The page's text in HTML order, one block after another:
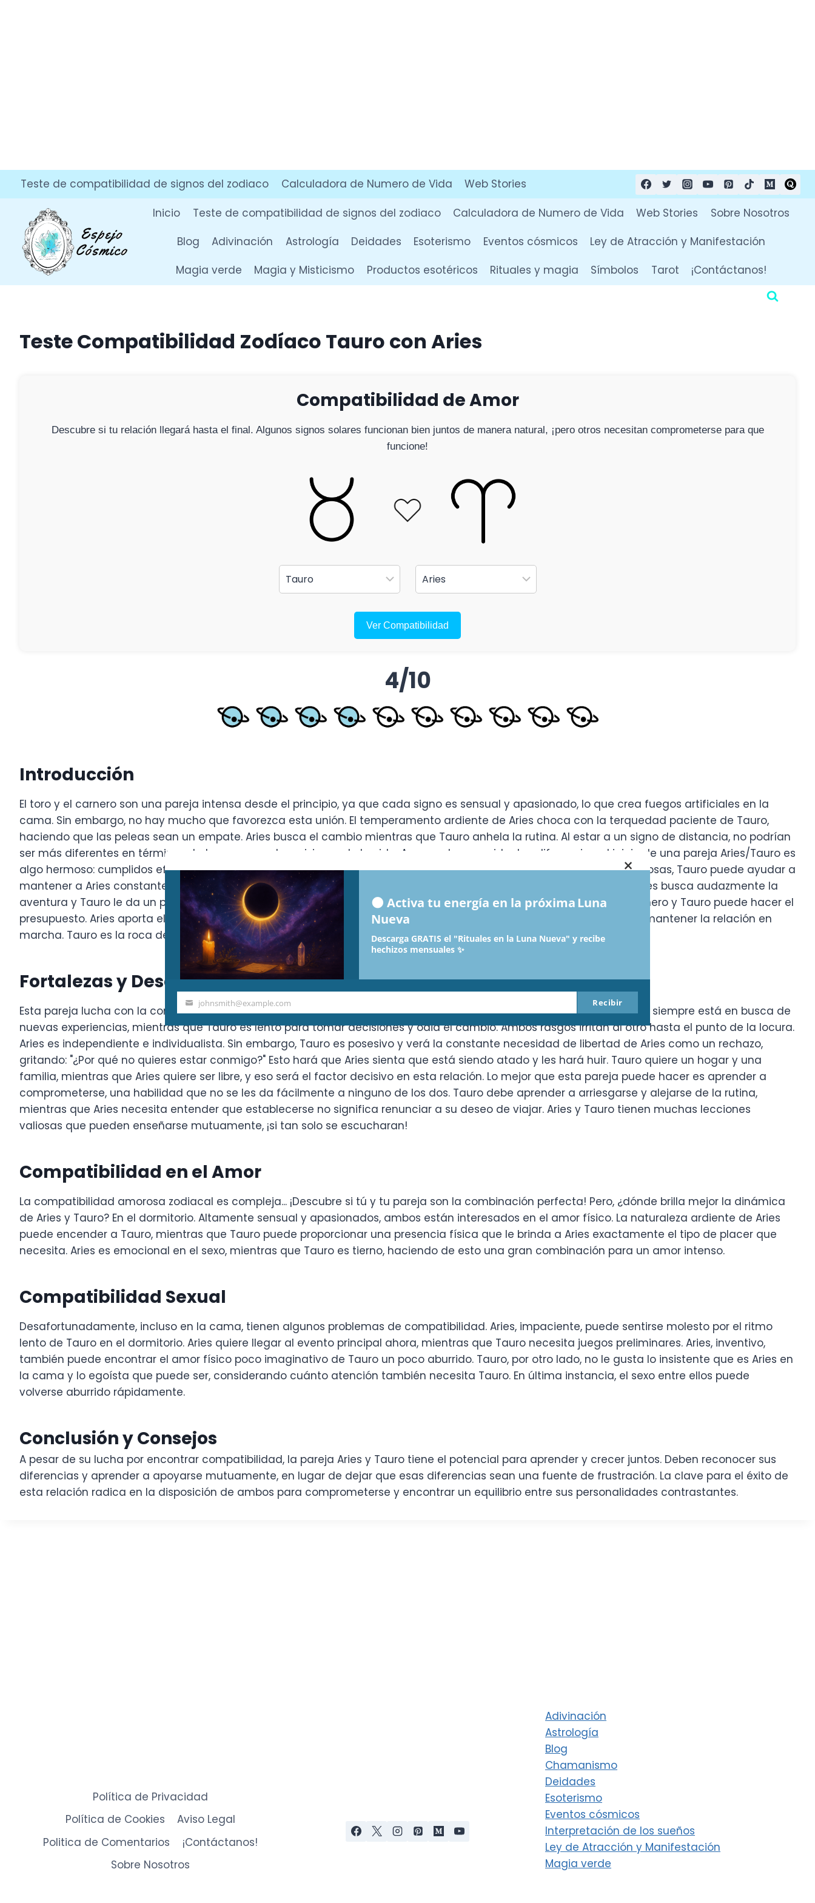
Saltar
contenido
Teste de compatibilidad de signos del zodiaco Calculadora de Numero de Vida
Web Stories
Inicio
Teste de compatibilidad de signos del zodiaco Calculadora de Numero de Vida Web Stories
Sobre Nosotros
Blog
Adivinación Astrología Deidades Esoterismo Eventos cósmicos
Ley de Atracción y Manifestación
Magia verde
Magia y Misticismo Productos esotéricos Rituales y magia Símbolos Tarot ¡Contáctanos!
Teste Compatibilidad Zodíaco Tauro con Aries
Compatibilidad de Amor
Descubre si tu relación llegará hasta el final. Algunos signos solares funcionan bien juntos de manera natural, ¡pero otros necesitan comprometerse para que
funcione!
Ver Compatibilidad
4/10
Introducción
El toro y el carnero son una pareja intensa desde el principio, ya que cada signo es sensual y apasionado, lo que crea fuegos artificiales en la
cama. Sin embargo, no hay mucho que favorezca esta unión. El temperamento ardiente de Aries choca con la terquedad paciente de Tauro,
haciendo que las peleas sean un empate. Aries busca el cambio mientras que Tauro anhela la rutina. Al estar a un signo de distancia, no podrían
ser más diferentes en términos de temperamento y visiones de la vida. A pesar de sus evidentes diferencias, el inicio de una pareja Aries/Tauro es
algo hermoso: cumplidos efusivos, regalos, conversaciones vibrantes y una devoción absoluta. Como personas ambiciosas, Tauro puede ayudar a
mantener a Aries constante y con los pies en la tierra, mientras que Aries puede empujar al toro a soñar en grande. Aries busca audazmente la
aventura y Tauro le da un plan sólido sobre cómo llegar allí, y un hermoso hogar al cual regresar. Aries puede hacer dinero y Tauro puede hacer el
presupuesto. Aries aporta el entusiasmo necesario para mantener viva la romance y Tauro brinda la estabilidad para mantener la relación en
marcha. Tauro es la roca del vaivén de Aries.
Fortalezas y Desafíos
Esta pareja lucha con la compatibilidad a varios niveles. Simplemente son dos personas diferentes. Aries es impulsivo y siempre está en busca de
nuevas experiencias, mientras que Tauro es lento para tomar decisiones y odia el cambio. Ambos rasgos irritan al otro hasta el punto de la locura.
Aries es independiente e individualista. Sin embargo, Tauro es posesivo y verá la constante necesidad de libertad de Aries como un rechazo,
gritando: "¿Por qué no quieres estar conmigo?" Esto hará que Aries sienta que está siendo atado y les hará huir. Tauro quiere un hogar y una
familia, mientras que Aries quiere ser libre, y eso será el factor decisivo en esta relación. Lo mejor que esta pareja puede hacer es aprender a
comprometerse, una habilidad que no se les da fácilmente a ninguno de los dos. Tauro debe aprender a arriesgarse y alejarse de la rutina,
mientras que Aries necesita entender que establecerse no significa renunciar a su deseo de viajar. Aries y Tauro tienen muchas lecciones
valiosas que pueden enseñarse mutuamente, ¡si tan solo se escucharan!
Compatibilidad en el Amor
La compatibilidad amorosa zodiacal es compleja... ¡Descubre si tú y tu pareja son la combinación perfecta! Pero, ¿dónde brilla mejor la dinámica
de Aries y Tauro? En el dormitorio. Altamente sensual y apasionados, ambos están interesados en el amor físico. La naturaleza ardiente de Aries
puede encender a Tauro, mientras que Tauro puede proporcionar una presencia física que le brinda a Aries exactamente el tipo de placer que
necesita. Aries es emocional en el sexo, mientras que Tauro es tierno, haciendo de esto una gran combinación para un amor intenso.
Compatibilidad Sexual
Desafortunadamente, incluso en la cama, tienen algunos problemas de compatibilidad. Aries, impaciente, puede sentirse molesto por el ritmo
lento de Tauro en el dormitorio. Aries quiere llegar al evento principal ahora, mientras que Tauro necesita juegos preliminares. Aries, inventivo,
también puede encontrar el amor físico poco imaginativo de Tauro un poco aburrido. Tauro, por otro lado, no le gusta lo insistente que es Aries en
la cama y lo egoísta que puede ser, considerando cuánto atención también necesita Tauro. En última instancia, el sexo entre ellos puede
volverse aburrido rápidamente.
Conclusión y Consejos
A pesar de su lucha por encontrar compatibilidad, la pareja Aries y Tauro tiene el potencial para aprender y crecer juntos. Deben reconocer sus
diferencias y aprender a apoyarse mutuamente, en lugar de dejar que esas diferencias sean una fuente de frustración. La clave para el éxito de
esta relación radica en la disposición de ambos para comprometerse y encontrar un equilibrio entre sus personalidades contrastantes.
Política de Privacidad
Política de Cookies
Aviso Legal
Politica de Comentarios
¡Contáctanos!
Sobre Nosotros
Adivinación
Astrología
Blog
Chamanismo
Deidades
Esoterismo
Eventos cósmicos
Interpretación de los sueños
Ley de Atracción y Manifestación
Magia verde
×
🌑 Activa tu energía en la próxima Luna
Nueva
Descarga GRATIS el "Rituales en la Luna Nueva" y recibe
hechizos mensuales ✨
Your
email
johnsmith@example.com Recibir